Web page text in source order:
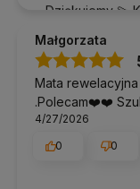
Pokrowiec na
Klocki do jogi
piankowe w
Kryterium
Dziękujemy 💫
Małgorzata
Mata
.Polecam❤️❤️
4/27/2026
0
0